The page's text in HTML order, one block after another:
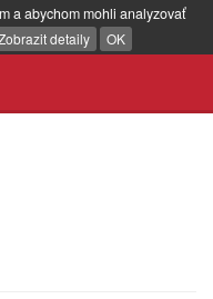
a abychom mohli analyzovať
detaily OK